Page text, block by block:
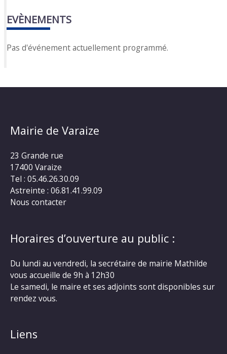
EVÈNEMENTS
Pas d'événement actuellement programmé.
Mairie de Varaize
23 Grande rue
17400 Varaize
Tel : 05.46.26.30.09
Astreinte : 06.81.41.99.09
Nous contacter
Horaires d’ouverture au public :
Du lundi au vendredi, la secrétaire de mairie Mathilde
vous accueille de 9h à 12h30
Le samedi, le maire et ses adjoints sont disponibles sur
rendez vous.
Liens